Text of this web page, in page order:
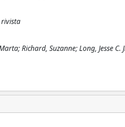
rivista
Richard, Suzanne; Long, Jesse C.